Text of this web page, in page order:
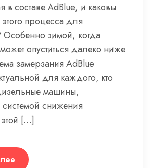
в составе AdBlue, и каковы
процесса для
Особенно зимой, когда
опуститься далеко ниже
замерзания AdBlue
для каждого, кто
машины,
снижения
[…]